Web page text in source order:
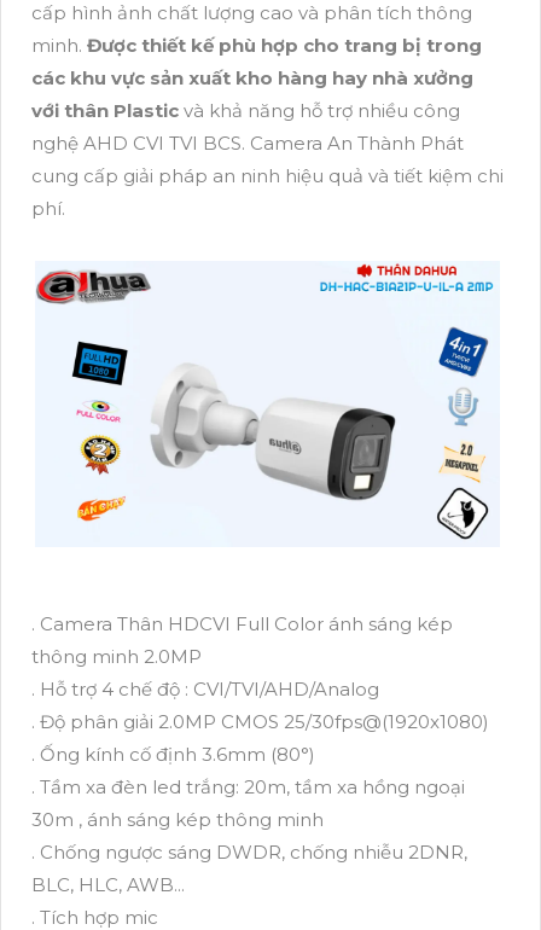
cấp hình ảnh chất lượng cao và phân tích thông
minh. Được thiết kế phù hợp cho trang bị trong
các khu vực sản xuất kho hàng hay nhà xưởng
với thân Plastic và khả năng hỗ trợ nhiều công
nghệ AHD CVI TVI BCS. Camera An Thành Phát
cung cấp giải pháp an ninh hiệu quả và tiết kiệm chi
phí.
. Camera Thân HDCVI Full Color ánh sáng kép
thông minh 2.0MP
. Hỗ trợ 4 chế độ : CVI/TVI/AHD/Analog
. Độ phân giải 2.0MP CMOS 25/30fps@(1920x1080)
. Ống kính cố định 3.6mm (80°)
. Tầm xa đèn led trắng: 20m, tầm xa hồng ngoại
30m , ánh sáng kép thông minh
. Chống ngược sáng DWDR, chống nhiễu 2DNR,
BLC, HLC, AWB...
. Tích hợp mic